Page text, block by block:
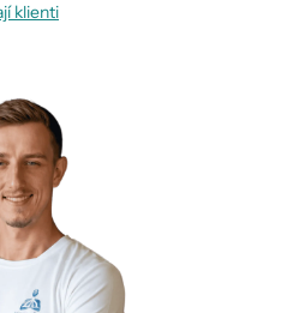
klienti